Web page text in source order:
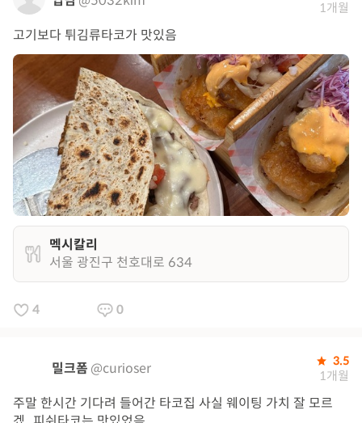
1개월
고기보다 튀김류타코가 맛있음
멕시칼리
서울 광진구 천호대로 634
4 0
밀크폼 @curioser 3.5
1개월
주말 한시간 기다려 들어간 타코집 사실 웨이팅 가치 잘 모르